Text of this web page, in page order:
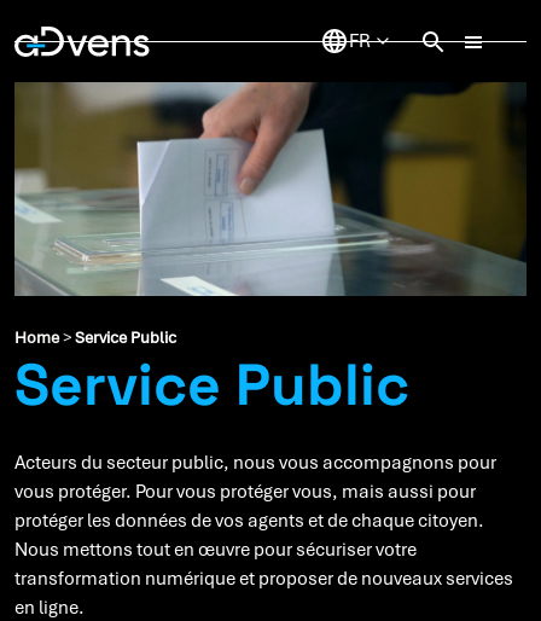
au
Home>Service Public
Service Public
Acteurs du secteur public, nous vous accompagnons pour
vous protéger. Pour vous protéger vous, mais aussi pour
protéger les données de vos agents et de chaque citoyen.
Nous mettons tout en œuvre pour sécuriser votre
transformation numérique et proposer de nouveaux services
en ligne.